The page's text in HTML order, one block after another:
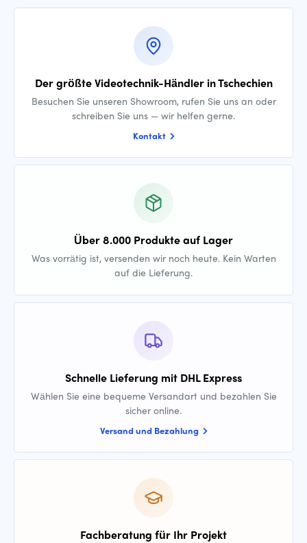
Der größte Videotechnik-Händler in Tschechien
Besuchen Sie unseren Showroom, rufen Sie uns an oder
schreiben Sie uns — wir helfen gerne.
Kontakt
Über 8.000 Produkte auf Lager
Was vorrätig ist, versenden wir noch heute. Kein Warten
auf die Lieferung.
Schnelle Lieferung mit DHL Express
Wählen Sie eine bequeme Versandart und bezahlen Sie
sicher online.
Versand und Bezahlung
Fachberatung für Ihr Projekt